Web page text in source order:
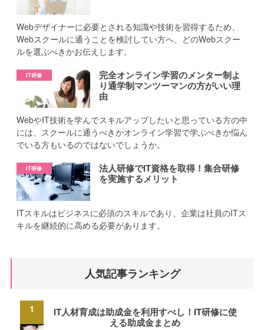
Webデザイナーに必要とされる知識や技術を習得するため、
Webスクールに通うことを検討してい方へ、どのWebスクー
ルを選ぶべきかお伝えします。
完全オンライン学習のメンター制よ
り通学制マンツーマンの方がいい理
由
WebやIT技術を学んでスキルアップしたいと思っている方の中
には、スクールに通うべきかオンライン学習で学ぶべきか悩ん
でいる方もいるのではないでしょうか。
法人研修でIT資格を取得！集合研修
を実施するメリット
ITスキルはビジネスに必須のスキルであり、企業は社員のITス
キルを継続的に高める必要があります。
人気記事ランキング
IT人材育成は助成金を利用すべし！IT研修に使
える助成金まとめ